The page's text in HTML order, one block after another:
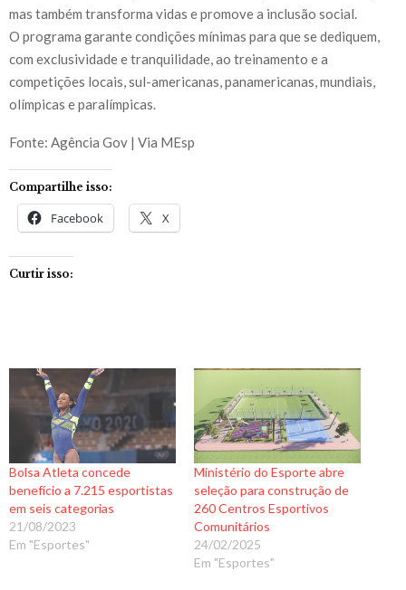
mas também transforma vidas e promove a inclusão social.
O programa garante condições mínimas para que se dediquem,
com exclusividade e tranquilidade, ao treinamento e a
competições locais, sul-americanas, panamericanas, mundiais,
olímpicas e paralímpicas.
Fonte: Agência Gov | Via MEsp
Compartilhe isso:
Facebook X
Curtir isso:
Bolsa Atleta concede
benefício a 7.215 esportistas
em seis categorias
21/08/2023
Em "Esportes"
Ministério do Esporte abre
seleção para construção de
260 Centros Esportivos
Comunitários
24/02/2025
Em "Esportes"